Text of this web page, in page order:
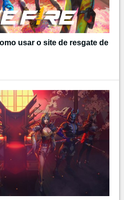
usar o site de resgate de